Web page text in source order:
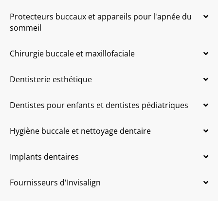
Protecteurs buccaux et appareils pour l'apnée du
sommeil
Chirurgie buccale et maxillofaciale
Dentisterie esthétique
Dentistes pour enfants et dentistes pédiatriques
Hygiène buccale et nettoyage dentaire
Implants dentaires
Fournisseurs d'Invisalign